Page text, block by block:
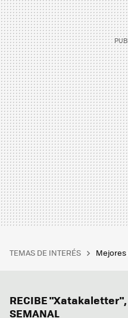
TEMAS DE INTERÉS
RECIBE "Xatakaletter",
SEMANAL